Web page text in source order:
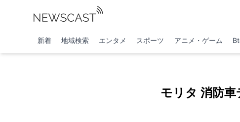
新着 地域検索 エンタメ スポーツ アニメ・ゲーム
モリタ 消防